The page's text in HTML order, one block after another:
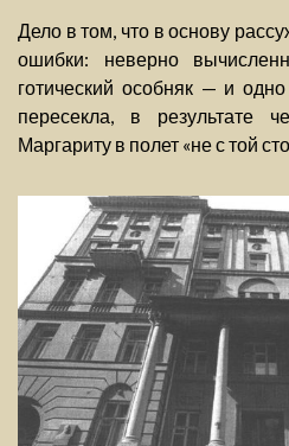
Дело в том, что в основу
ошибки: неверно
готический особняк — и
пересекла, в результате
Маргариту в полет «не с той